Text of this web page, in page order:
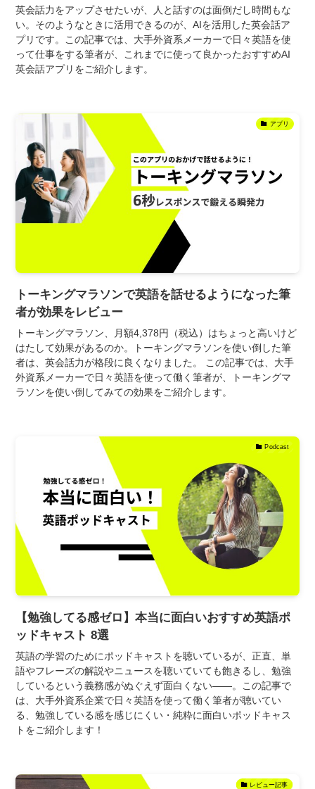
英会話力をアップさせたいが、人と話すのは面倒だし時間もな
い。そのようなときに活用できるのが、AIを活用した英会話ア
プリです。この記事では、大手外資系メーカーで日々英語を使
って仕事をする筆者が、これまでに使って良かったおすすめAI
英会話アプリをご紹介します。
アプリ
トーキングマラソンで英語を話せるようになった筆
者が効果をレビュー
トーキングマラソン、月額4,378円（税込）はちょっと高いけど
はたして効果があるのか。トーキングマラソンを使い倒した筆
者は、英会話力が格段に良くなりました。 この記事では、大手
外資系メーカーで日々英語を使って働く筆者が、トーキングマ
ラソンを使い倒してみての効果をご紹介します。
Podcast
【勉強してる感ゼロ】本当に面白いおすすめ英語ポ
ッドキャスト 8選
英語の学習のためにポッドキャストを聴いているが、正直、単
語やフレーズの解説やニュースを聴いていても飽きるし、勉強
しているという義務感がぬぐえず面白くない――。この記事で
は、大手外資系企業で日々英語を使って働く筆者が聴いてい
る、勉強している感を感じにくい・純粋に面白いポッドキャス
トをご紹介します！
レビュー記事